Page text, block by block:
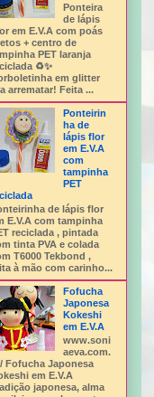
Ponteira
de lápis
em E.V.A com poás
+ centro de
PET laranja
♻️✨
em glitter
arrematar! Feita ...
Ponteirin
ha de
lápis flor
em E.V.A
com
tampinha
PET
de lápis flor
E.V.A com tampinha
reciclada , pintada
tinta PVA e colada
T6000 Tekbond ,
à mão com carinho...
Fofucha
Japonesa
Kokeshi
em E.V.A
www.soni
aeva.com.
Fofucha Japonesa
em E.V.A
japonesa, alma